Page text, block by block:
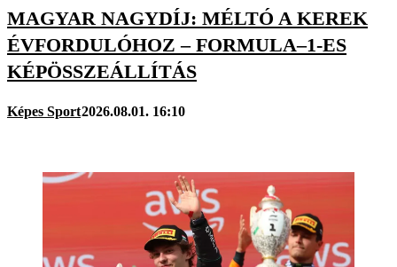
MAGYAR NAGYDÍJ: MÉLTÓ A KEREK
ÉVFORDULÓHOZ – FORMULA–1-ES
KÉPÖSSZEÁLLÍTÁS
Képes Sport2026.08.01. 16:10